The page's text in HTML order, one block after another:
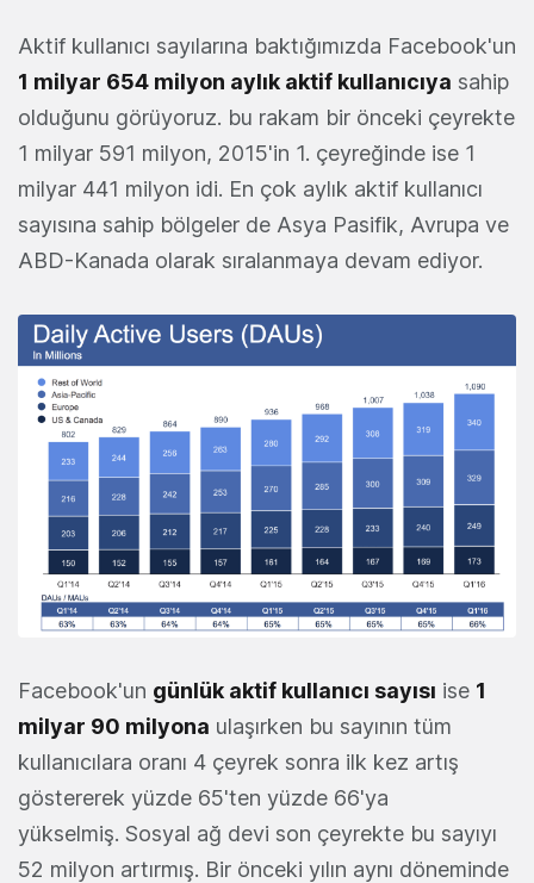
Aktif kullanıcı sayılarına baktığımızda Facebook'un
1 milyar 654 milyon aylık aktif kullanıcıya sahip
olduğunu görüyoruz. bu rakam bir önceki çeyrekte
1 milyar 591 milyon, 2015'in 1. çeyreğinde ise 1
milyar 441 milyon idi. En çok aylık aktif kullanıcı
sayısına sahip bölgeler de Asya Pasifik, Avrupa ve
ABD-Kanada olarak sıralanmaya devam ediyor.
Facebook'un günlük aktif kullanıcı sayısı ise 1
milyar 90 milyona ulaşırken bu sayının tüm
kullanıcılara oranı 4 çeyrek sonra ilk kez artış
göstererek yüzde 65'ten yüzde 66'ya
yükselmiş. Sosyal ağ devi son çeyrekte bu sayıyı
52 milyon artırmış. Bir önceki yılın aynı döneminde